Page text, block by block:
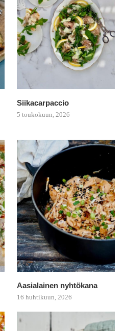
Siikacarpaccio
5 toukokuun, 2026
Aasialainen nyhtökana
16 huhtikuun, 2026